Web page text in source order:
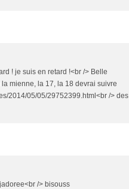
! je suis en retard !<br /> Belle
mienne, la 17, la 18 devrai suivre
2014/05/05/29752399.html<br /> des
/> bisouss